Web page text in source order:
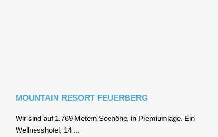
MOUNTAIN RESORT FEUERBERG
Wir sind auf 1.769 Metern See­hö­he, in Pre­mi­um­la­ge. Ein
Well­ness­ho­tel, 14 ...